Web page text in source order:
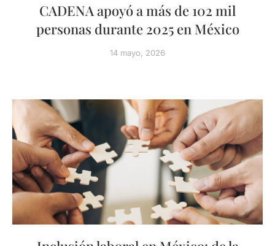
CADENA apoyó a más de 102 mil
personas durante 2025 en México
14 mayo, 2026